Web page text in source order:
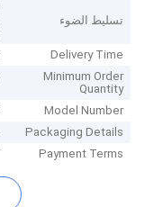
تسليط الضوء
Delivery Time
Minimum Order
Quantity
Model Number
Packaging Details
Payment Terms